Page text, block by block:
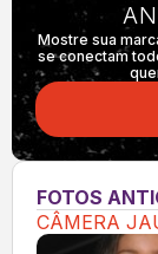
Mostre sua
se conectam
FOTOS
CÂMERA